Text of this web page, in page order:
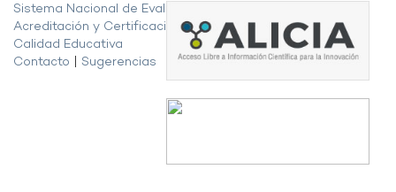
Sistema Nacional de Evaluación,
Acreditación y Certificación de la
Calidad Educativa
Contacto
Sugerencias